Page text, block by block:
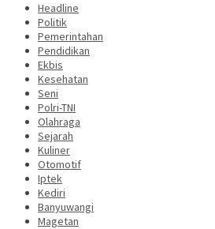
Headline
Politik
Pemerintahan
Pendidikan
Ekbis
Kesehatan
Seni
Polri-TNI
Olahraga
Sejarah
Kuliner
Otomotif
Iptek
Kediri
Banyuwangi
Magetan